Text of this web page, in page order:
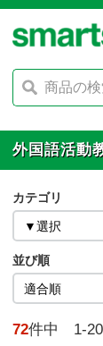
外国語活動
カテゴリ
並び順
72件中 1-20